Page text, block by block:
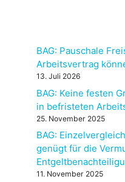
BAG: Pauschale
Arbeitsvertrag
13. Juli 2026
BAG: Keine festen
in befristeten
25. November 2025
BAG:
genügt für die
11. November 2025